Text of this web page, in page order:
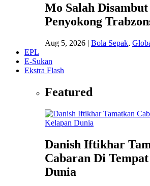
Mo Salah
Penyokong
Aug 5, 2026 | Bola Sepak,
EPL
E-Sukan
Ekstra Flash
Featured
Danish Iftikhar
Cabaran Di
Dunia